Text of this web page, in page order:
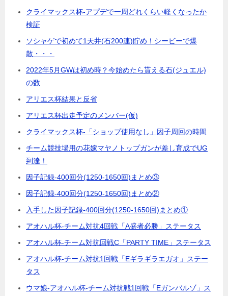
クライマックス杯-アプデで一周どれくらい軽くなったか
検証
ソシャゲで初めて1天井(石200連)貯め！シービーで爆
散・・・
2022年5月GWは初め時？今始めたら貰える石(ジュエル)
の数
アリエス杯結果と反省
アリエス杯出走予定のメンバー(仮)
クライマックス杯-「ショップ使用なし」因子周回の時間
チーム競技場用の花嫁マヤノトップガンが差し育成でUG
到達！
因子記録-400回分(1250-1650回)まとめ③
因子記録-400回分(1250-1650回)まとめ②
入手した因子記録-400回分(1250-1650回)まとめ①
アオハル杯-チーム対抗4回戦「A盛者必勝」ステータス
アオハル杯-チーム対抗回戦C「PARTY TIME」ステータス
アオハル杯-チーム対抗1回戦「Eギラギラエガオ」ステー
タス
ウマ娘-アオハル杯-チーム対抗戦1回戦「Eガンバルゾ」ス